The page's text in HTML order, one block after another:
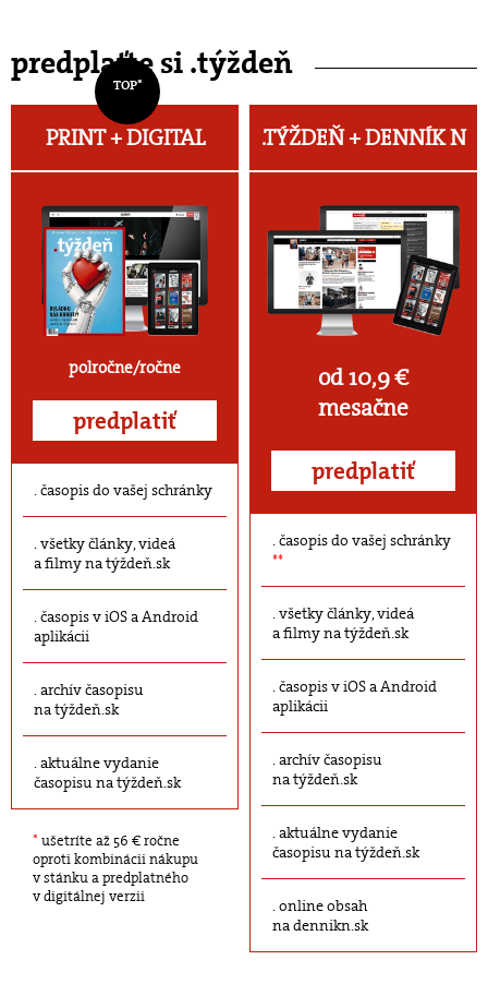
predplaťte si .týždeň
TOP*
PRINT + DIGITAL
polročne/ročne
predplatiť
časopis do vašej schránky
všetky články, videá
a filmy na týždeň.sk
časopis v iOS a Android
aplikácii
archív časopisu
na týždeň.sk
aktuálne vydanie
časopisu na týždeň.sk
* ušetríte až 56 € ročne
oproti kombinácii nákupu
v stánku a predplatného
v digitálnej verzii
.TÝŽDEŇ +DENNÍK N
od 10,9 €
mesačne
predplatiť
časopis do vašej schránky
**
všetky články, videá
a filmy na týždeň.sk
časopis v iOS a Android
aplikácii
archív časopisu
na týždeň.sk
aktuálne vydanie
časopisu na týždeň.sk
online obsah
na dennikn.sk